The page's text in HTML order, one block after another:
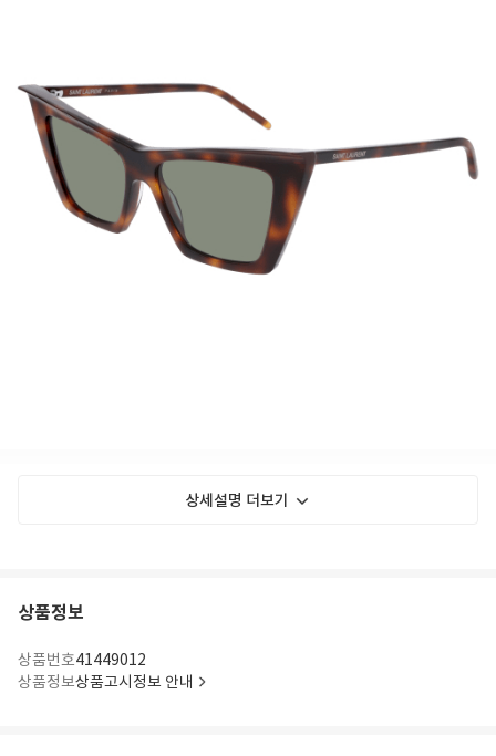
상세설명 더보기
상품정보
상품번호41449012
상품정보상품고시정보 안내